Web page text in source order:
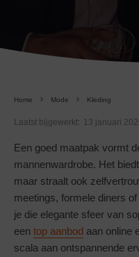
Home Mode Kleding
Laatst bijgewerkt: 13 januari
Een goed maatpak vormt
mannenwardrobe. Het
maar straalt ook
meetings, formele diners
je die elegante sfeer van
een top aanbod aan online
scala aan ontspannende